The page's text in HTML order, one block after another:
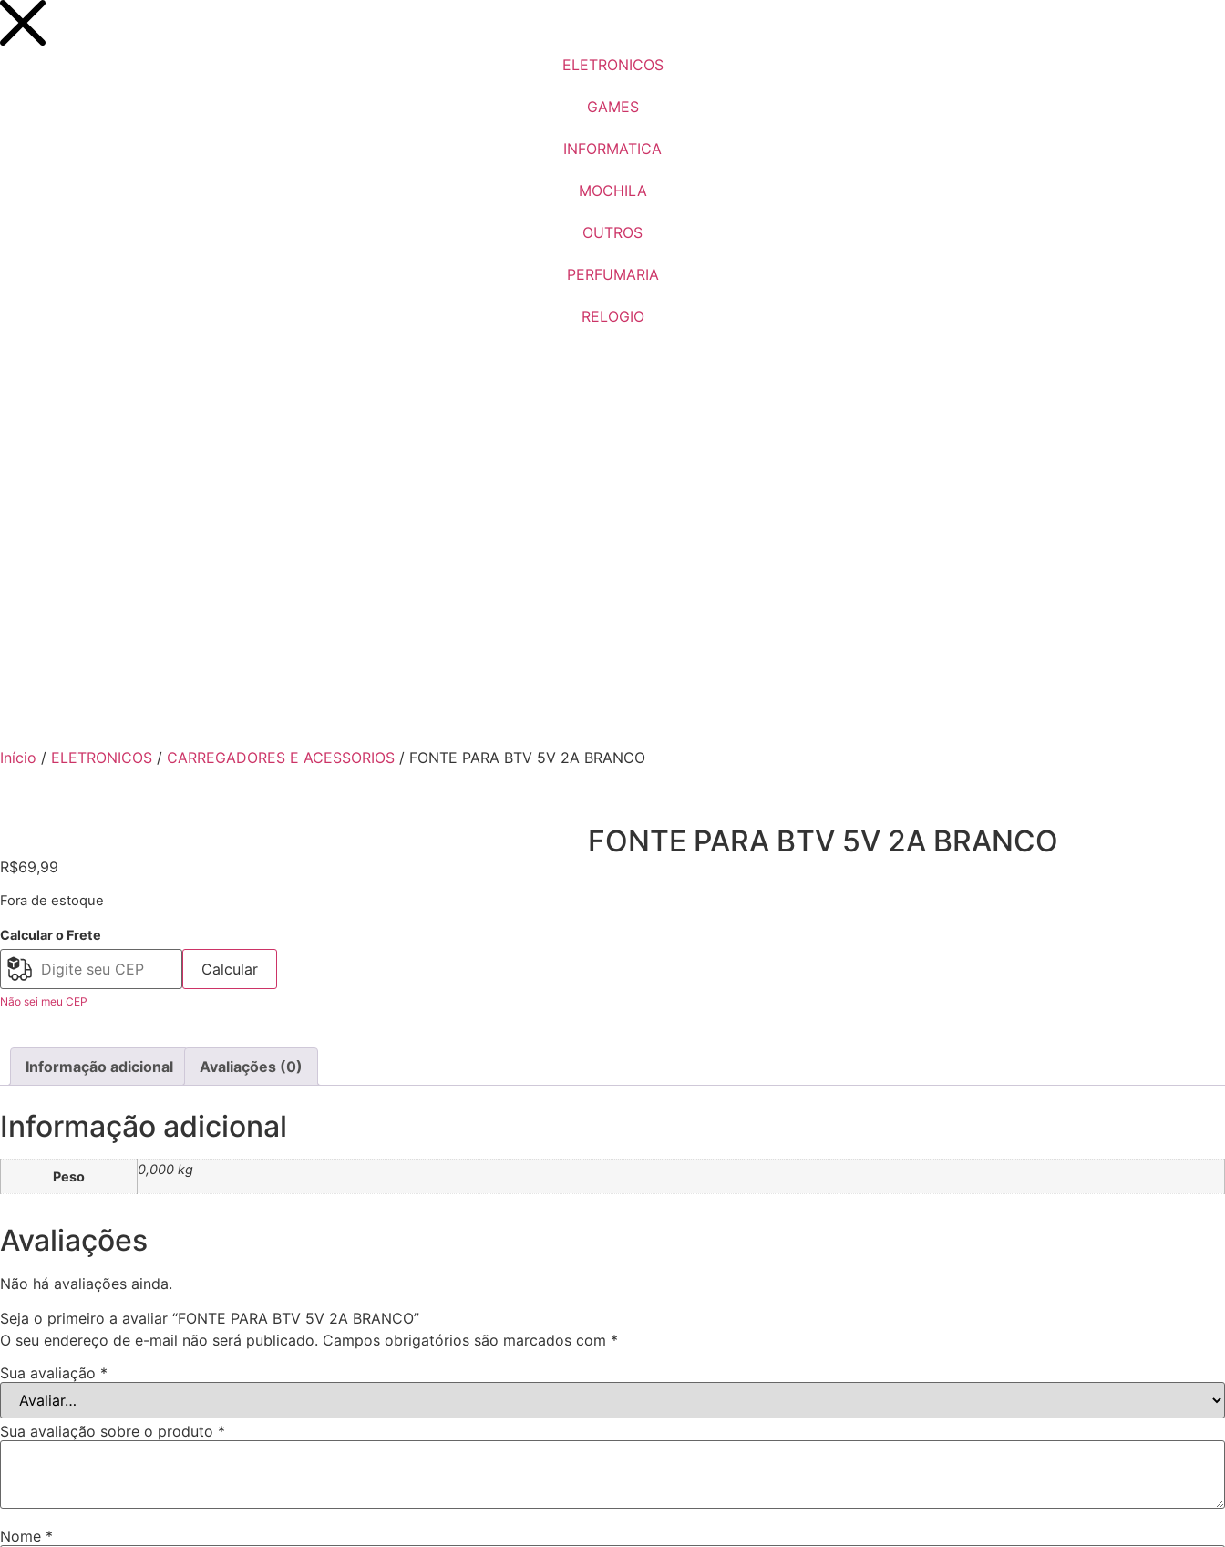
ELETRONICOS
GAMES
INFORMATICA
MOCHILA
OUTROS
PERFUMARIA
RELOGIO
Início / ELETRONICOS / CARREGADORES E ACESSORIOS / FONTE PARA BTV 5V 2A BRANCO
FONTE PARA BTV 5V 2A BRANCO
R$69,99
Fora de estoque
Calcular o Frete
Calcular
Não sei meu CEP
Informação adicional Avaliações (0)
Informação adicional
Peso 0,000 kg
Avaliações
Não há avaliações ainda.
Seja o primeiro a avaliar “FONTE PARA BTV 5V 2A BRANCO”
O seu endereço de e-mail não será publicado. Campos obrigatórios são marcados com *
Sua avaliação *
Sua avaliação sobre o produto *
Nome *